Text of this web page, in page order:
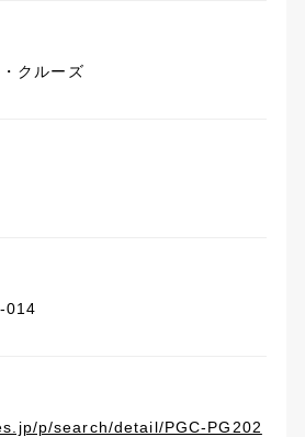
クルーズ
014
p/search/detail/PGC-PG202